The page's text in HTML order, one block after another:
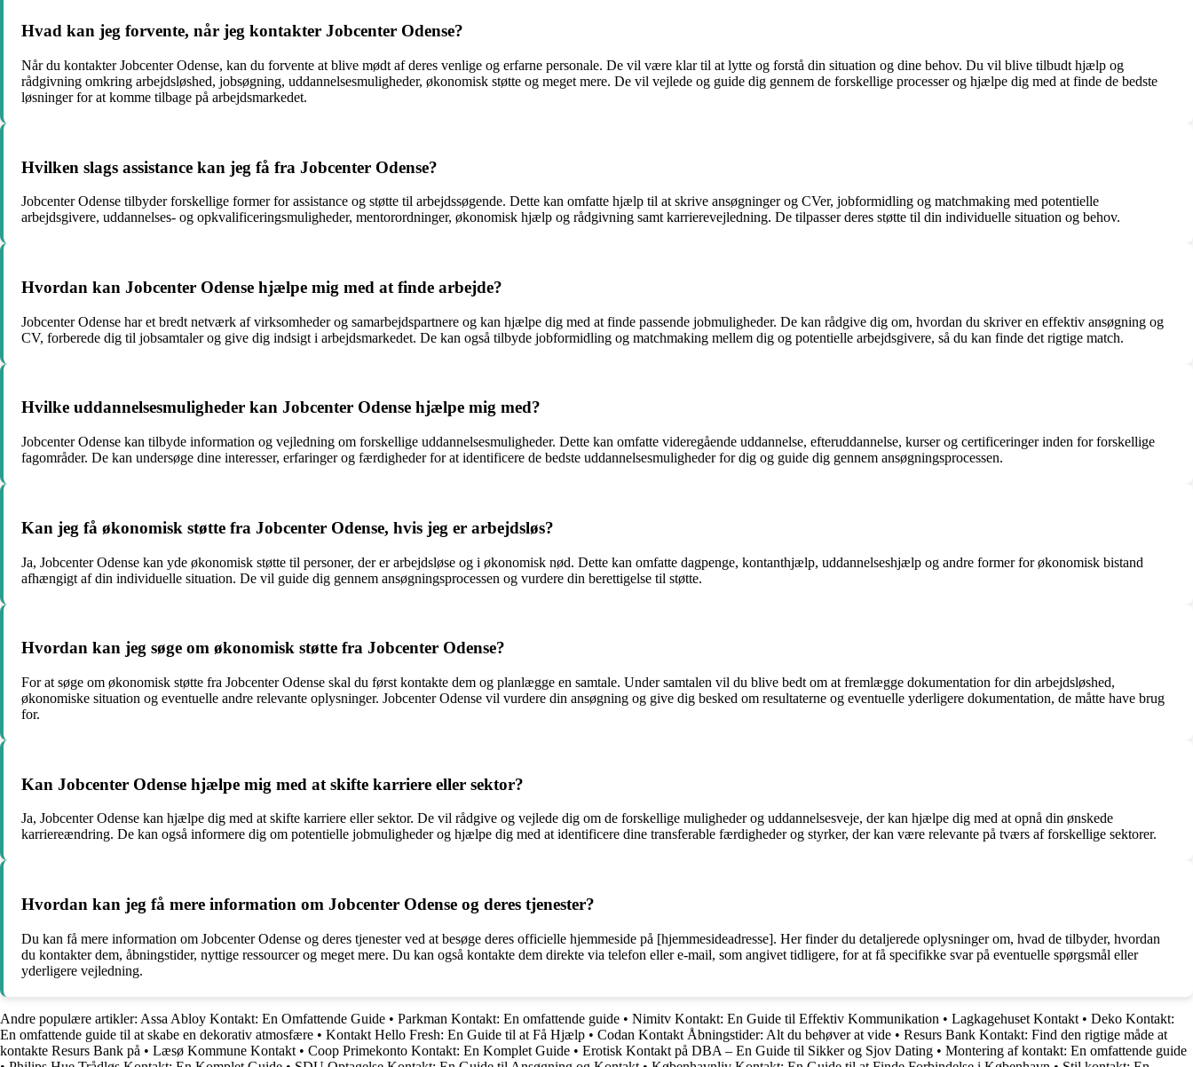
Hvad kan jeg forvente, når jeg kontakter Jobcenter Odense?
Når du kontakter Jobcenter Odense, kan du forvente at blive mødt af deres venlige og erfarne personale. De vil være klar til at lytte og forstå din situation og dine behov. Du vil blive tilbudt hjælp og
rådgivning omkring arbejdsløshed, jobsøgning, uddannelsesmuligheder, økonomisk støtte og meget mere. De vil vejlede og guide dig gennem de forskellige processer og hjælpe dig med at finde de bedste
løsninger for at komme tilbage på arbejdsmarkedet.
Hvilken slags assistance kan jeg få fra Jobcenter Odense?
Jobcenter Odense tilbyder forskellige former for assistance og støtte til arbejdssøgende. Dette kan omfatte hjælp til at skrive ansøgninger og CVer, jobformidling og matchmaking med potentielle
arbejdsgivere, uddannelses- og opkvalificeringsmuligheder, mentorordninger, økonomisk hjælp og rådgivning samt karrierevejledning. De tilpasser deres støtte til din individuelle situation og behov.
Hvordan kan Jobcenter Odense hjælpe mig med at finde arbejde?
Jobcenter Odense har et bredt netværk af virksomheder og samarbejdspartnere og kan hjælpe dig med at finde passende jobmuligheder. De kan rådgive dig om, hvordan du skriver en effektiv ansøgning og
CV, forberede dig til jobsamtaler og give dig indsigt i arbejdsmarkedet. De kan også tilbyde jobformidling og matchmaking mellem dig og potentielle arbejdsgivere, så du kan finde det rigtige match.
Hvilke uddannelsesmuligheder kan Jobcenter Odense hjælpe mig med?
Jobcenter Odense kan tilbyde information og vejledning om forskellige uddannelsesmuligheder. Dette kan omfatte videregående uddannelse, efteruddannelse, kurser og certificeringer inden for forskellige
fagområder. De kan undersøge dine interesser, erfaringer og færdigheder for at identificere de bedste uddannelsesmuligheder for dig og guide dig gennem ansøgningsprocessen.
Kan jeg få økonomisk støtte fra Jobcenter Odense, hvis jeg er arbejdsløs?
Ja, Jobcenter Odense kan yde økonomisk støtte til personer, der er arbejdsløse og i økonomisk nød. Dette kan omfatte dagpenge, kontanthjælp, uddannelseshjælp og andre former for økonomisk bistand
afhængigt af din individuelle situation. De vil guide dig gennem ansøgningsprocessen og vurdere din berettigelse til støtte.
Hvordan kan jeg søge om økonomisk støtte fra Jobcenter Odense?
For at søge om økonomisk støtte fra Jobcenter Odense skal du først kontakte dem og planlægge en samtale. Under samtalen vil du blive bedt om at fremlægge dokumentation for din arbejdsløshed,
økonomiske situation og eventuelle andre relevante oplysninger. Jobcenter Odense vil vurdere din ansøgning og give dig besked om resultaterne og eventuelle yderligere dokumentation, de måtte have brug
for.
Kan Jobcenter Odense hjælpe mig med at skifte karriere eller sektor?
Ja, Jobcenter Odense kan hjælpe dig med at skifte karriere eller sektor. De vil rådgive og vejlede dig om de forskellige muligheder og uddannelsesveje, der kan hjælpe dig med at opnå din ønskede
karriereændring. De kan også informere dig om potentielle jobmuligheder og hjælpe dig med at identificere dine transferable færdigheder og styrker, der kan være relevante på tværs af forskellige sektorer.
Hvordan kan jeg få mere information om Jobcenter Odense og deres tjenester?
Du kan få mere information om Jobcenter Odense og deres tjenester ved at besøge deres officielle hjemmeside på [hjemmesideadresse]. Her finder du detaljerede oplysninger om, hvad de tilbyder, hvordan
du kontakter dem, åbningstider, nyttige ressourcer og meget mere. Du kan også kontakte dem direkte via telefon eller e-mail, som angivet tidligere, for at få specifikke svar på eventuelle spørgsmål eller
yderligere vejledning.
Andre populære artikler: Assa Abloy Kontakt: En Omfattende Guide • Parkman Kontakt: En omfattende guide • Nimitv Kontakt: En Guide til Effektiv Kommunikation • Lagkagehuset Kontakt • Deko Kontakt:
En omfattende guide til at skabe en dekorativ atmosfære • Kontakt Hello Fresh: En Guide til at Få Hjælp • Codan Kontakt Åbningstider: Alt du behøver at vide • Resurs Bank Kontakt: Find den rigtige måde at
kontakte Resurs Bank på • Læsø Kommune Kontakt • Coop Primekonto Kontakt: En Komplet Guide • Erotisk Kontakt på DBA – En Guide til Sikker og Sjov Dating • Montering af kontakt: En omfattende guide